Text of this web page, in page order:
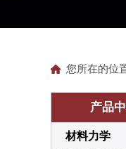
您所在的位
产品
材料力学